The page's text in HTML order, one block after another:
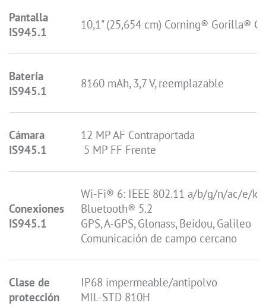
Pantalla
IS945.1
10,1" (25,654 cm) Corning® Gorilla®
Batería
IS945.1
8160 mAh, 3,7 V, reemplazable
Cámara
IS945.1
12 MP AF Contraportada
5 MP FF Frente
Conexiones
IS945.1
Wi-Fi® 6: IEEE 802.11 a/b/g/n/ac/e/
Bluetooth® 5.2
GPS, A-GPS, Glonass, Beidou, Galileo
Comunicación de campo cercano
Clase de
protección
IP68 impermeable/antipolvo
MIL-STD 810H